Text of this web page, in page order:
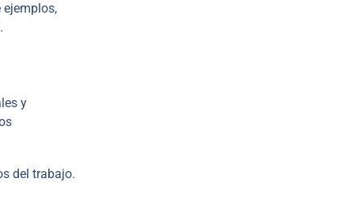
ejemplos,
y
del trabajo.